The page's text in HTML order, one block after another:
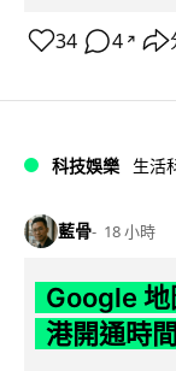
34 4 ↗
科技娛樂 生活
藍骨 18 小時
Google
港開通時